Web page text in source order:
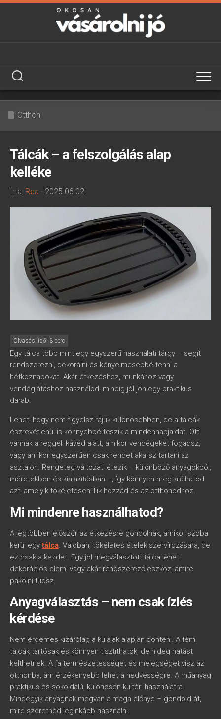
Skip
Otthon
Tálcák – a felszolgálás alap
kelléke
Írta: Rea · 2025.06.02.
Egy tálca több mint egy egyszerű használati tárgy – segít
rendszerezni, dekorálni és kényelmesebbé tenni a
hétköznapokat. Akár étkezéshez, munkához vagy
vendéglátáshoz használod, mindig jól jön egy praktikus
darab.
Lehet, hogy nem figyelsz rájuk különösebben, de a tálcák
észrevétlenül is könnyebbé teszik a mindennapjaidat. Ott
vannak a reggeli kávéd alatt, amikor vendégeket fogadsz,
vagy amikor egyszerűen csak rendet akarsz tartani az
asztalon. Rengeteg változat létezik – különböző anyagokból,
méretekben és kialakításban –, így könnyen megtalálhatod
azt, amelyik tökéletesen illik hozzád és az otthonodhoz.
Mi mindenre használhatod?
A legtöbben először az étkezésre gondolnak, amikor szóba
kerül egytálca. Valóban, tökéletes ételek szervírozására, de
ez csak a kezdet. Egy jól megválasztott tálca lehet
dekorációs elem, vagy akár rendszerező eszköz, amire
pakolni tudsz.
Anyagválasztás – nem csak ízlés
kérdése
Nem érdemes kizárólag a külalak alapján dönteni. A fém
tálcák tartósak és könnyen tisztíthatók, de hideg hatást
kelthetnek. A fa természetességet és melegséget visz az
otthonba, ám érzékenyebb lehet a nedvességre. A műanyag
praktikus és sokoldalú, különösen kültéri használatra.
Mindegyik anyagnak megvan a maga előnye – gondold át,
mire szeretnéd leginkább használni.